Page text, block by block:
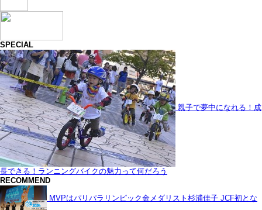
SPECIAL
親子で夢中になれる！成
長できる！ランニングバイクの魅力って何だろう
RECOMMEND
MVPはパリパラリンピック金メダリスト杉浦佳子 JCF初とな